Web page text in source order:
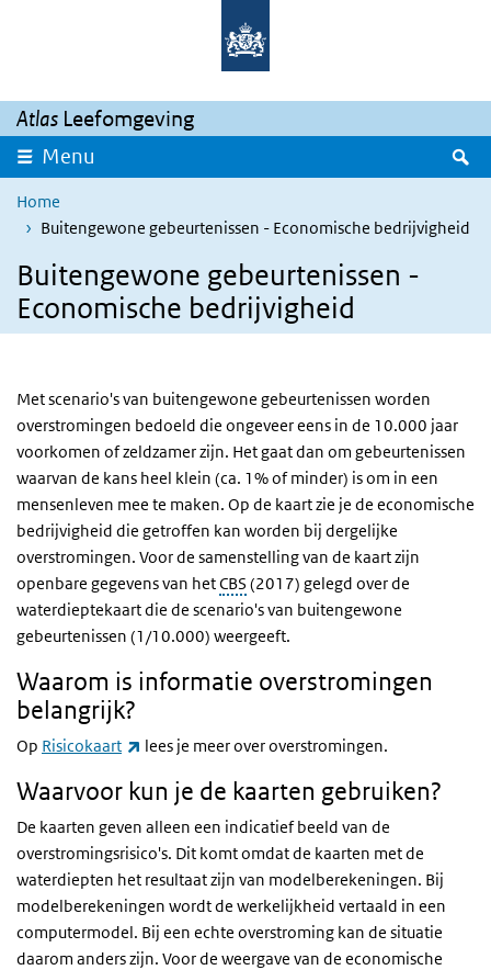
Overslaan en naar de inhoud gaan
Atlas Leefomgeving
Menu
Home
Buitengewone gebeurtenissen - Economische bedrijvigheid
Buitengewone gebeurtenissen -
Economische bedrijvigheid
Met scenario's van buitengewone gebeurtenissen worden
overstromingen bedoeld die ongeveer eens in de 10.000 jaar
voorkomen of zeldzamer zijn. Het gaat dan om gebeurtenissen
waarvan de kans heel klein (ca. 1% of minder) is om in een
mensenleven mee te maken. Op de kaart zie je de economische
bedrijvigheid die getroffen kan worden bij dergelijke
overstromingen. Voor de samenstelling van de kaart zijn
openbare gegevens van hetCBS (2017) gelegd over de
waterdieptekaart die de scenario's van buitengewone
gebeurtenissen (1/10.000) weergeeft.
Waarom is informatie overstromingen
belangrijk?
Op Risicokaart (externe link)
lees je meer over overstromingen.
Waarvoor kun je de kaarten gebruiken?
De kaarten geven alleen een indicatief beeld van de
overstromingsrisico's. Dit komt omdat de kaarten met de
waterdiepten het resultaat zijn van modelberekeningen. Bij
modelberekeningen wordt de werkelijkheid vertaald in een
computermodel. Bij een echte overstroming kan de situatie
daarom anders zijn. Voor de weergave van de economische